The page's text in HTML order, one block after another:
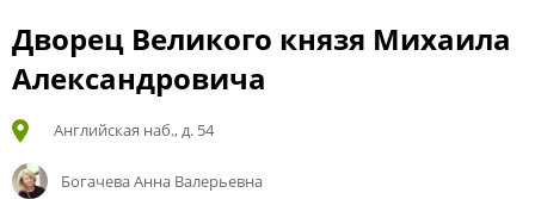
Дворец Великого князя Михаила
Александровича
Английская наб., д. 54
Богачева Анна Валерьевна